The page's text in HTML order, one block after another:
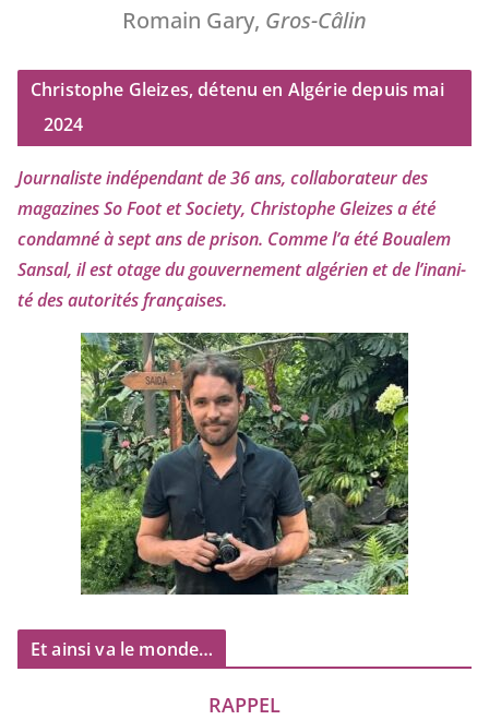
Romain Gary, Gros-Câlin
Christophe Gleizes, détenu en Algérie depuis mai
2024
Journaliste indé­pen­dant de36ans, col­la­bo­ra­teur des
maga­zines So Foot et Society, Christophe Gleizesa été
condam­né à sept ans de pri­son. Comme l’a été Boualem
Sansal, il est otage du gou­ver­ne­ment algé­rien et de l’i­na­ni­
té des auto­ri­tés françaises.
Et ainsi va le monde…
RAPPEL